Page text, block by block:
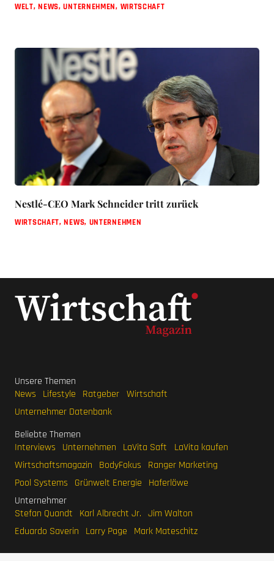
WELT,NEWS,UNTERNEHMEN, WIRTSCHAFT
Nestlé-CEO Mark Schneider tritt zurück
WIRTSCHAFT,NEWS, UNTERNEHMEN
Unsere Themen
News
Lifestyle Ratgeber Wirtschaft
Unternehmer Datenbank
Beliebte Themen
Interviews
Unternehmen LaVita Saft
LaVita kaufen
Wirtschaftsmagazin
BodyFokus
Ranger Marketing
Pool Systems
Grünwelt Energie
Haferlöwe
Unternehmer
Stefan Quandt
Karl Albrecht Jr. Jim Walton
Eduardo Saverin
Larry Page Mark Mateschitz